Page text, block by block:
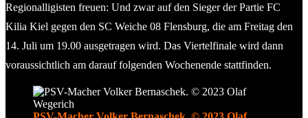
Regionalligisten freuen: Und zwar auf den Sieger der Partie FC
Kilia Kiel gegen den SC Weiche 08 Flensburg, die am Freitag den
14. Juli um 19.00 ausgetragen wird. Das Viertelfinale wird dann
voraussichtlich am darauf folgenden Wochenende stattfinden.